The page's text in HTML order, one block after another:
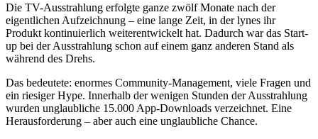
Die TV-Ausstrahlung erfolgte ganze zwölf Monate nach der
eigentlichen Aufzeichnung – eine lange Zeit, in der lynes ihr
Produkt kontinuierlich weiterentwickelt hat. Dadurch war das Start-
up bei der Ausstrahlung schon auf einem ganz anderen Stand als
während des Drehs.
Das bedeutete: enormes Community-Management, viele Fragen und
ein riesiger Hype. Innerhalb der wenigen Stunden der Ausstrahlung
wurden unglaubliche 15.000 App-Downloads verzeichnet. Eine
Herausforderung – aber auch eine unglaubliche Chance.